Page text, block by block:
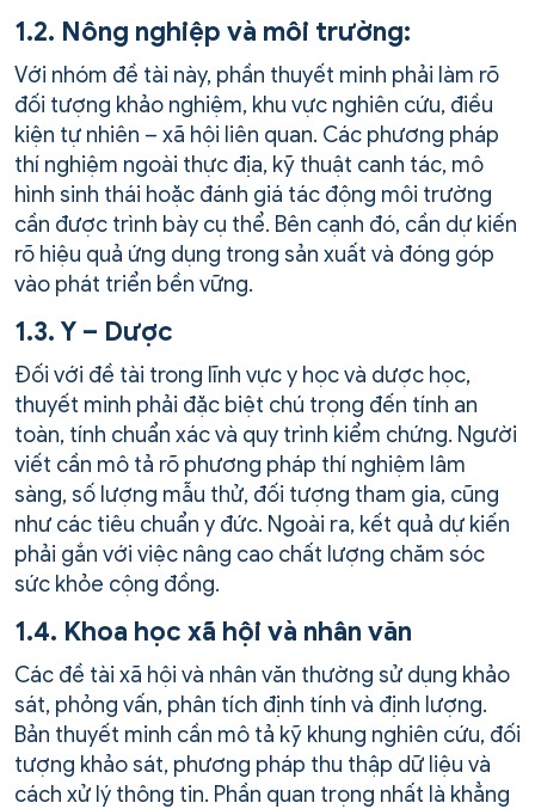
1.2. Nông nghiệp và môi trường:
Với nhóm đề tài này, phần thuyết minh phải làm rõ
đối tượng khảo nghiệm, khu vực nghiên cứu, điều
kiện tự nhiên – xã hội liên quan. Các phương pháp
thí nghiệm ngoài thực địa, kỹ thuật canh tác, mô
hình sinh thái hoặc đánh giá tác động môi trường
cần được trình bày cụ thể. Bên cạnh đó, cần dự kiến
rõ hiệu quả ứng dụng trong sản xuất và đóng góp
vào phát triển bền vững.
1.3. Y – Dược
Đối với đề tài trong lĩnh vực y học và dược học,
thuyết minh phải đặc biệt chú trọng đến tính an
toàn, tính chuẩn xác và quy trình kiểm chứng. Người
viết cần mô tả rõ phương pháp thí nghiệm lâm
sàng, số lượng mẫu thử, đối tượng tham gia, cũng
như các tiêu chuẩn y đức. Ngoài ra, kết quả dự kiến
phải gắn với việc nâng cao chất lượng chăm sóc
sức khỏe cộng đồng.
1.4. Khoa học xã hội và nhân văn
Các đề tài xã hội và nhân văn thường sử dụng khảo
sát, phỏng vấn, phân tích định tính và định lượng.
Bản thuyết minh cần mô tả kỹ khung nghiên cứu, đối
tượng khảo sát, phương pháp thu thập dữ liệu và
cách xử lý thông tin. Phần quan trọng nhất là khẳng